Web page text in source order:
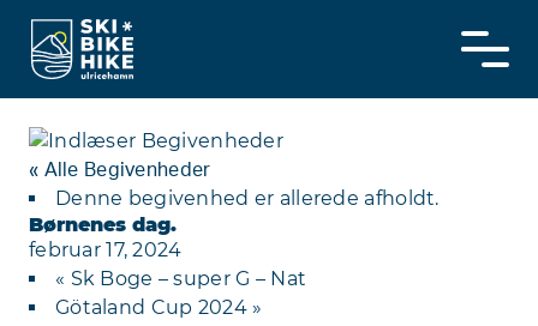
Skip to content
« Alle Begivenheder
Denne begivenhed er allerede afholdt.
Børnenes dag.
februar 17, 2024
« Sk Boge – super G – Nat
Götaland Cup 2024»